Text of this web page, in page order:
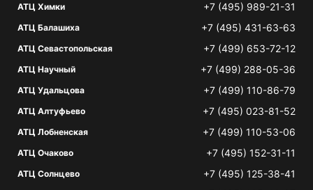
АТЦ Химки +7 (495) 989-21-31
АТЦ Балашиха +7 (495) 431-63-63
АТЦ Севастопольская +7 (499) 653-72-12
АТЦ Научный +7 (499) 288-05-36
АТЦ Удальцова +7 (499) 110-86-79
АТЦ Алтуфьево +7 (495) 023-81-52
АТЦ Лобненская +7 (499) 110-53-06
АТЦ Очаково +7 (495) 152-31-11
АТЦ Солнцево +7 (495) 125-38-41